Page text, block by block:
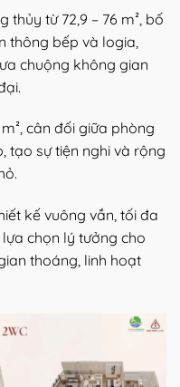
thủy từ 72,9 – 76 m², bố
thông bếp và logia,
chuộng không gian
cân đối giữa phòng
tạo sự tiện nghi và rộng
kế vuông vắn, tối đa
chọn lý tưởng cho
thoáng, linh hoạt